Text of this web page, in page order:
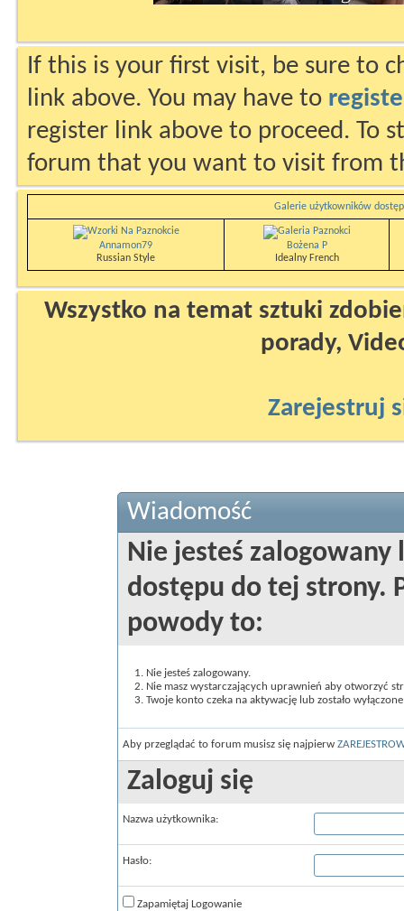
If this is your first visit, be sure to
link above. You may have to
register link above to proceed. To
forum that you want to visit from
Galerie użytkowników
Annamon79
Russian Style
Bożena P
Idealny French
Wszystko na temat sztuki
porady,
Zarejestruj
Wiadomość
Nie jesteś zalogowany
dostępu do tej strony.
powody to:
Nie jesteś zalogowany.
Nie masz wystarczających uprawnień aby otworzyć
Twoje konto czeka na aktywację lub zostało
Aby przeglądać to forum musisz się najpierw
Zaloguj się
Nazwa użytkownika:
Hasło:
Zapamiętaj Logowanie